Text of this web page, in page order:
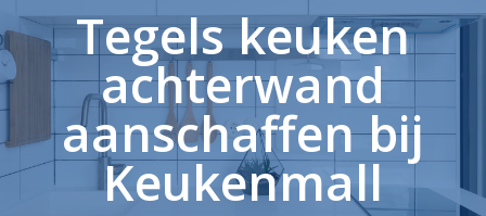
Tegels keuken
achterwand
aanschaffen bij
Keukenmall